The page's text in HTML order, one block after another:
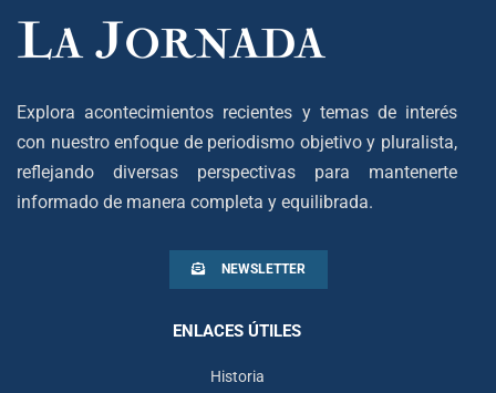
Explora acontecimientos recientes y temas de interés
con nuestro enfoque de periodismo objetivo y pluralista,
reflejando diversas perspectivas para mantenerte
informado de manera completa y equilibrada.
NEWSLETTER
ENLACES ÚTILES
Historia